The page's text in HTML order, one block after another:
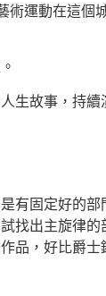
動在這個
生故事，持續
固定好的部
出主旋律
品，好比爵